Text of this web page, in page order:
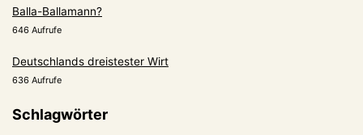
Balla-Ballamann?
646 Aufrufe
Deutschlands dreistester Wirt
636 Aufrufe
Schlagwörter